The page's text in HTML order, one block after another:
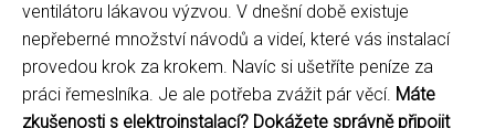
ventilátoru lákavou výzvou. V dnešní době existuje
nepřeberné množství návodů a videí, které vás instalací
provedou krok za krokem. Navíc si ušetříte peníze za
práci řemeslníka. Je ale potřeba zvážit pár věcí. Máte
zkušenosti s elektroinstalací? Dokážete správně připojit